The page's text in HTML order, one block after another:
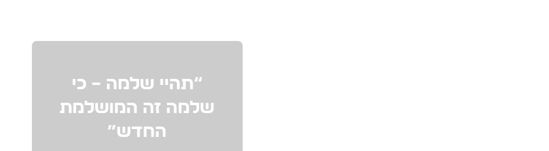
“תהיי שלמה – כי
שלמה זה המושלמת
החדש”